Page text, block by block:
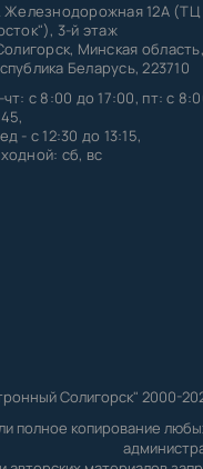
Железнодорожная 12А (ТЦ
3-й этаж
Минская область,
Беларусь, 223710
чт: с 8:00 до 17:00, пт: с
- с 12:30 до 13:15,
сб, вс
Солигорск" 2000-
полное копирование